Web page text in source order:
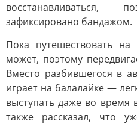
зафиксировано бандажом.
Пока путешествовать
может, поэтому
Вместо разбившегося в
играет на балалайке —
выступать даже во время
также рассказал, что